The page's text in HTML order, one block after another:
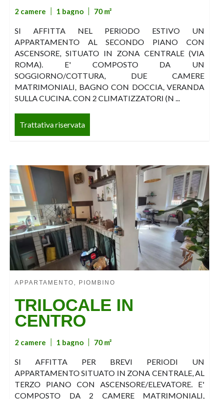
2 camere 1 bagno 70 m²
SI AFFITTA NEL PERIODO ESTIVO UN
APPARTAMENTO AL SECONDO PIANO CON
ASCENSORE, SITUATO IN ZONA CENTRALE (VIA
ROMA). E' COMPOSTO DA UN
SOGGIORNO/COTTURA, DUE CAMERE
MATRIMONIALI, BAGNO CON DOCCIA, VERANDA
SULLA CUCINA. CON 2 CLIMATIZZATORI (N ...
Trattativa riservata
APPARTAMENTO, PIOMBINO
TRILOCALE IN
CENTRO
2 camere 1 bagno 70 m²
SI AFFITTA PER BREVI PERIODI UN
APPARTAMENTO SITUATO IN ZONA CENTRALE, AL
TERZO PIANO CON ASCENSORE/ELEVATORE. E'
COMPOSTO DA 2 CAMERE MATRIMONIALI,